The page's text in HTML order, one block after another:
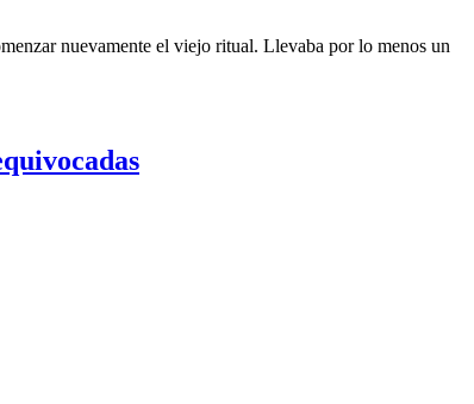
nuevamente el viejo ritual. Llevaba por lo menos un